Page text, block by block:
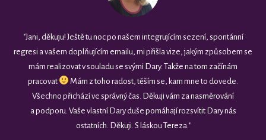
"Jani, děkuju! Ještě tu noc po našem integrujícím sezení, spontánní
regresi a vašem doplňujícím emailu, mi přišla vize, jakým způsobem se
mám realizovat v souladu se svými Dary. Takže na tom začínám
pracovat
Mám z toho radost, těším se, kam mne to dovede.
Všechno přichází ve správný čas. Děkuji vám za nasměrování
a podporu. Vaše vlastní Dary duše pomáhají rozsvítit Dary nás
ostatních. Děkuji. S láskou Tereza."